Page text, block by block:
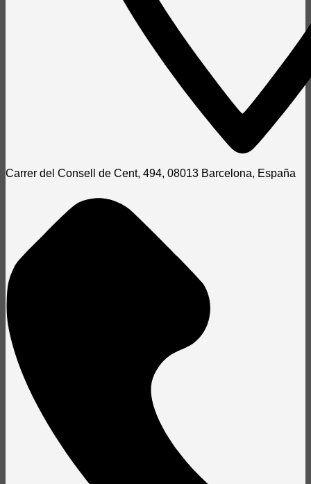
Carrer del Consell de Cent, 494, 08013 Barcelona, España